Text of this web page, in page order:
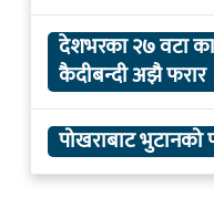
देशभरका २७ वटा
कैदीबन्दी अझै फरार
पोखराबाट भुटानको